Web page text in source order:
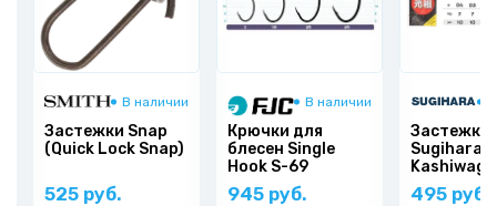
В наличии
Застежки Snap
(Quick Lock Snap)
525 руб.
В наличии
Крючки для
блесен Single
Hook S-69
945 руб.
Застежки
Sugihara
Kashiwagi
Standard
495 руб.